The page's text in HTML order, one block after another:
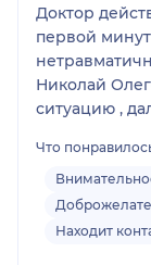
Доктор
первой
Николай
ситуацию ,
проблемы не
связаны с
пациентом ,
Что
Находит